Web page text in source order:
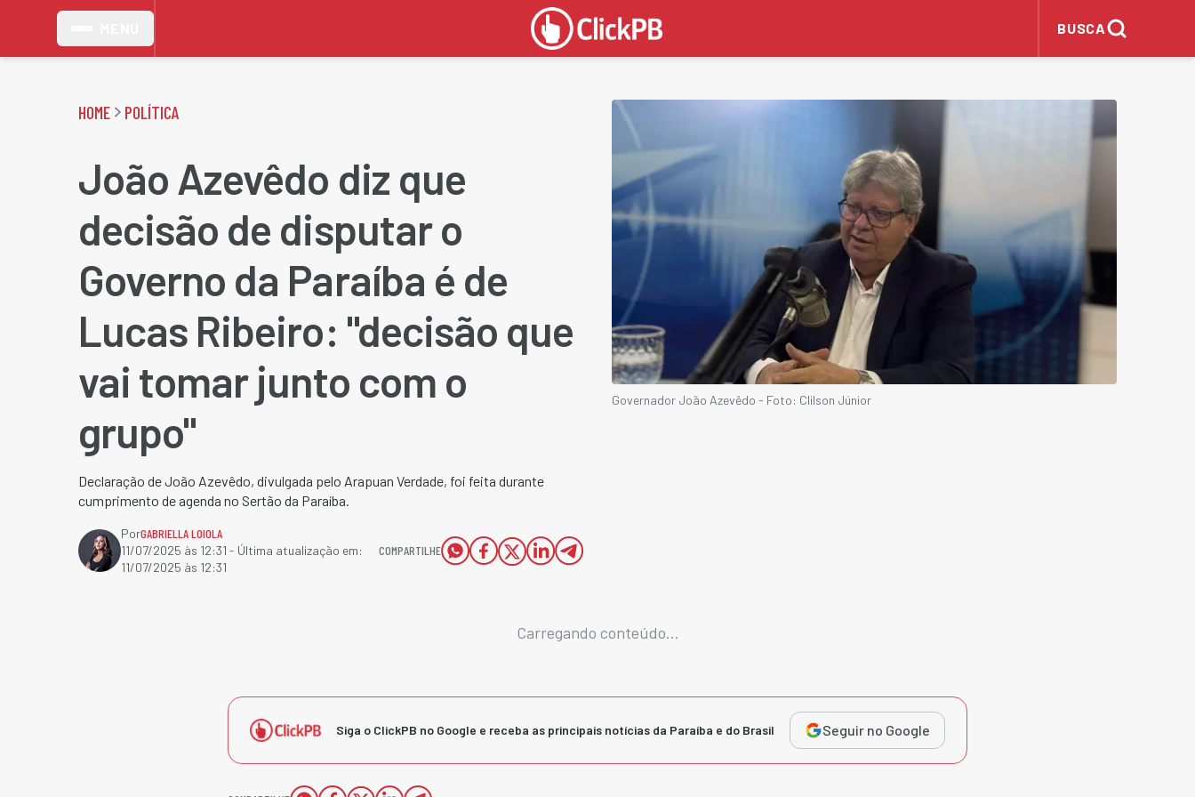
BUSCA
HOME POLÍTICA
João Azevêdo diz que
decisão de disputar o
Governo da Paraíba é de
Lucas Ribeiro: "decisão que
vai tomar junto com o
grupo"
Declaração de João Azevêdo, divulgada pelo Arapuan Verdade, foi feita durante
cumprimento de agenda no Sertão da Paraíba.
PorGABRIELLA LOIOLA
11/07/2025 às 12:31 - Última atualização em:
11/07/2025 às 12:31
COMPARTILHE
Governador João Azevêdo - Foto: Clilson Júnior
Carregando conteúdo...
Siga o ClickPB no Google e receba as principais notícias da Paraíba e do Brasil Seguir no Google